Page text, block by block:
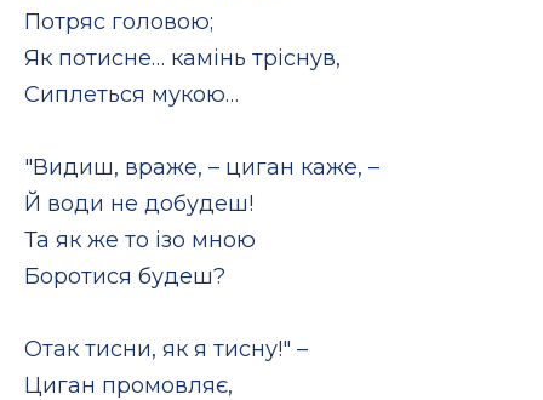
Потряс головою;
Як потисне… камінь тріснув,
Сиплеться мукою…
"Видиш, враже, – циган каже, –
Й води не добудеш!
Та як же то ізо мною
Боротися будеш?
Отак тисни, як я тисну!" –
Циган промовляє,